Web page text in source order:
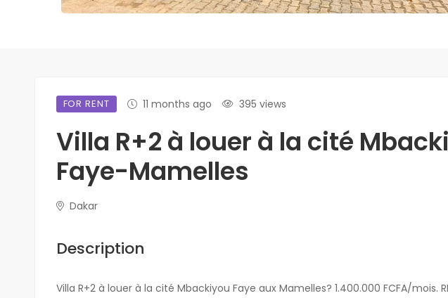
FOR RENT 11 months ago 395 views
Villa R+2 à louer à la cité
Faye-Mamelles
Dakar
Description
Villa R+2 à louer à la cité Mbackiyou Faye aux Mamelles? 1.400.000 FCFA/mois.